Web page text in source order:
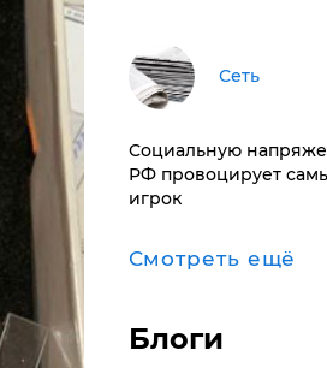
Сеть
Социальную
РФ провоцирует
игрок
Смотреть ещё
Блоги